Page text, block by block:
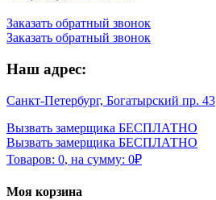
Заказать обратный звонок
Заказать обратный звонок
Наш адрес:
Санкт-Петербург, Богатырский пр. 43
Вызвать замерщика БЕСПЛАТНО
Вызвать замерщика БЕСПЛАТНО
Товаров: 0, на сумму: 0₽
Моя корзина